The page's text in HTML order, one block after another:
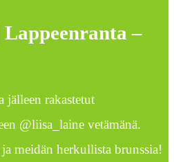
–
jälleen rakastetut
@liisa_laine vetämänä.
meidän herkullista brunssia!